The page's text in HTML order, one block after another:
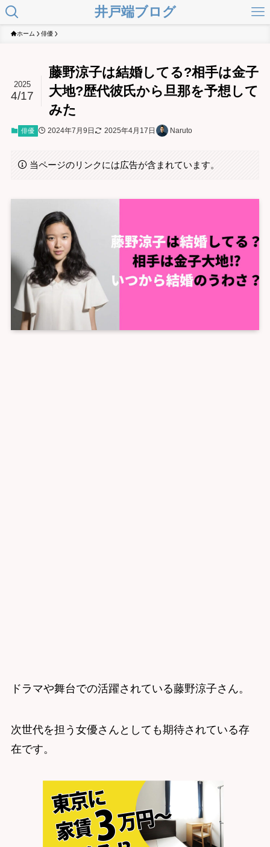
井戸端ブログ
ホーム 俳優
藤野涼子は結婚してる?相手は金子
大地?歴代彼氏から旦那を予想して
みた
2025
4/17
俳優 2024年7月9日 2025年4月17日 Naruto
当ページのリンクには広告が含まれています。
ドラマや舞台での活躍されている藤野涼子さん。
次世代を担う女優さんとしても期待されている存
在です。